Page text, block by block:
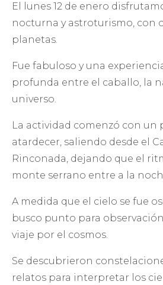
El lunes 12 de enero
nocturna y astroturismo, con
planetas.
Fue fabuloso y una
profunda entre el caballo, la
universo.
La actividad comenzó con un
atardecer, saliendo desde el
Rinconada, dejando que el
monte serrano entre a la
A medida que el cielo se fue
busco punto para
viaje por el cosmos.
Se descubrieron
relatos para interpretar los